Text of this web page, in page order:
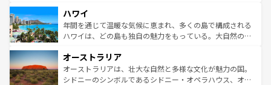
ば市内交通費無料で観光を楽しむこともできる。 なお、新
着のスイス情報はコンテンツ一覧 を参照してほしい。
のような巨大都市は、観光、ショッピング、エンターテイ
ンメントが詰まった刺激的なスポットだ。一方、アメリカ
西部には大自然が広がり、グランドキャニオンやイエロー
部のニューオーリンズでは、音楽と美食が融合した独特の
文化が魅力。旅行者はアメリカの各地域で異なる魅力を楽
しみながら、その多様性と豊かな歴史を感じることができ
ハワイ
年間を通じて温暖な気候に恵まれ、多くの島で構成される
ハワイは、どの島も独自の魅力をもっている。大自然の神
ワイ島は見逃せない。また、定番の観光地といえばオアフ
島だが、静かな自然を求めるならマウイ島やカウアイ島が
おすすめ。エメラルドグリーンに輝く海をはじめ、豊かな
オーストラリア
オーストラリアは、壮大な自然と多様な文化が魅力の国。
シドニーのシンボルであるシドニー・オペラハウス、オー